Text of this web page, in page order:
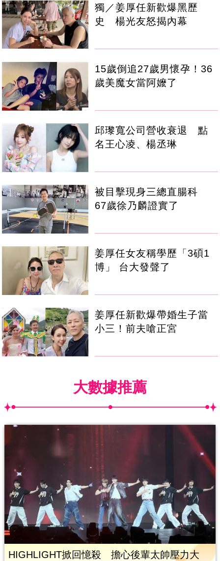
獨／姜厚任新歡爆黑歷
史 楊光友怒揭內幕
15歲倒追27歲男懷孕！36
歲美魔女當阿嬤了
邱瓈寬公司營收衰退 點
名王心凌、楊丞琳
被目擊現身三總直腸科
67歲徐乃麟證實了
姜厚任女友稱學歷「3碩1
博」 台大發聲了
姜厚任新歡爆帶婚生子當
小三！前夫嗆正宮
大數據推薦
HIGHLIGHT掀回憶殺 擔心後輩太帥壓力大